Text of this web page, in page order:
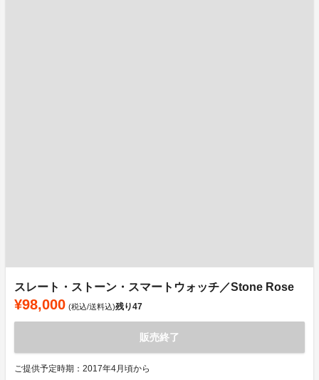
スレート・ストーン・スマートウォッチ／Stone Rose
¥98,000 (税込/送料込)残り47
販売終了
ご提供予定時期：2017年4月頃から